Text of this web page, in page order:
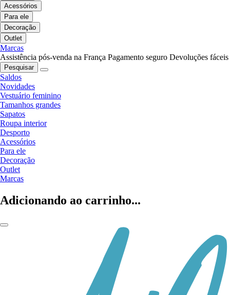
Acessórios
Para ele
Decoração
Outlet
Marcas
Assistência pós-venda na França Pagamento seguro Devoluções fáceis
Pesquisar
Saldos
Novidades
Vestuário feminino
Tamanhos grandes
Sapatos
Roupa interior
Desporto
Acessórios
Para ele
Decoração
Outlet
Marcas
Adicionando ao carrinho...